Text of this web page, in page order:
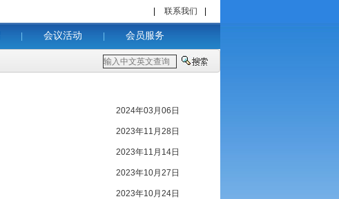
联系我们
会议活动 会员服务
2024年03月06日
2023年11月28日
2023年11月14日
2023年10月27日
2023年10月24日